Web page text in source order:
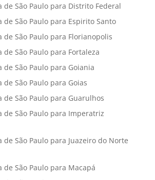
São Paulo para Distrito Federal
São Paulo para Espirito Santo
São Paulo para Florianopolis
São Paulo para Fortaleza
São Paulo para Goiania
São Paulo para Goias
São Paulo para Guarulhos
de São Paulo para Imperatriz
São Paulo para Juazeiro do Norte
São Paulo para Macapá